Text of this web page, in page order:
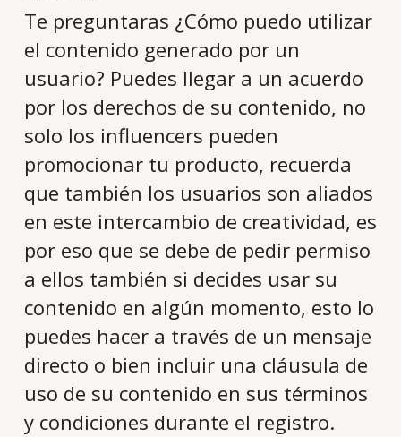
Te preguntaras ¿Cómo puedo utilizar
el contenido generado por un
usuario? Puedes llegar a un acuerdo
por los derechos de su contenido, no
solo los influencers pueden
promocionar tu producto, recuerda
que también los usuarios son aliados
en este intercambio de creatividad, es
por eso que se debe de pedir permiso
a ellos también si decides usar su
contenido en algún momento, esto lo
puedes hacer a través de un mensaje
directo o bien incluir una cláusula de
uso de su contenido en sus términos
y condiciones durante el registro.